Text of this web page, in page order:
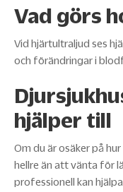
Vad görs
Vid hjärtultraljud ses
och förändringar i
hjälper till
Om du är osäker på
hellre än att vänta för
professionell kan